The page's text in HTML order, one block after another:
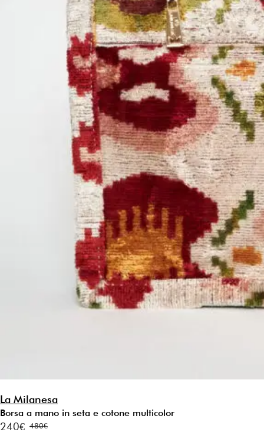
La Milanesa
Borsa a mano in seta e cotone multicolor
480€
Il
240€
Il